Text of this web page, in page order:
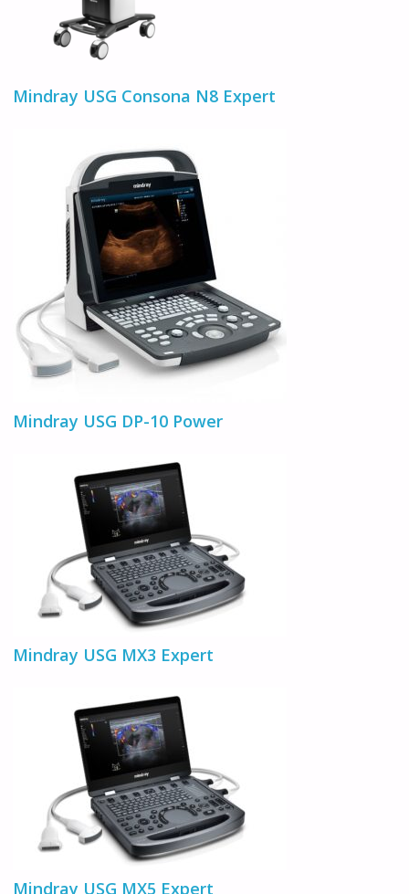
Mindray USG Consona N8 Expert
Mindray USG DP-10 Power
Mindray USG MX3 Expert
Mindray USG MX5 Expert